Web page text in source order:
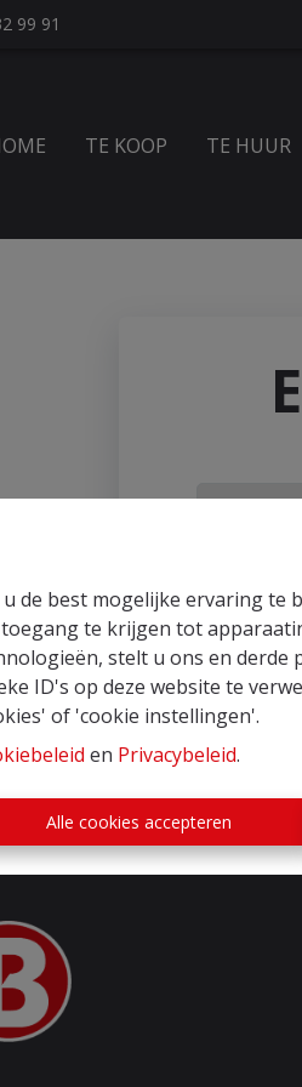
u de best mogelijke ervaring te
te krijgen tot
stelt u ons en
ID's op deze website te
of 'cookie instellingen'.
en Privacybeleid.
Alle cookies accepteren
99 91
TE KOOP TE HUUR